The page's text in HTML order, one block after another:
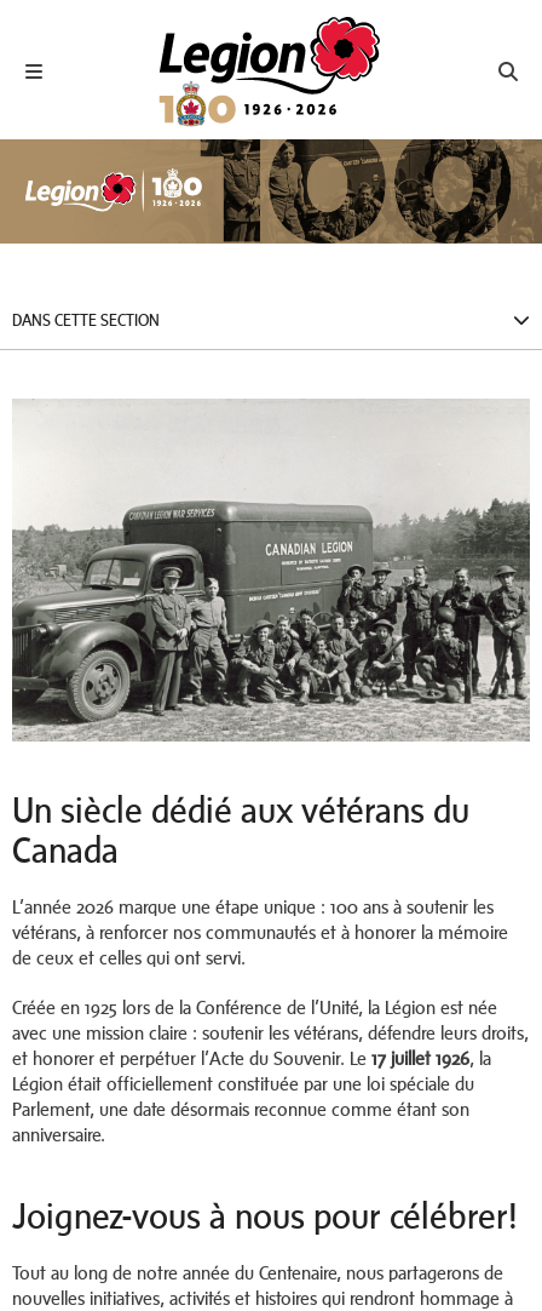
Toggle navigation
Royal Canadian Legion
DANS CETTE SECTION
Un siècle dédié aux vétérans du
Canada
L’année 2026 marque une étape unique : 100 ans à soutenir les
vétérans, à renforcer nos communautés et à honorer la mémoire
de ceux et celles qui ont servi.
Créée en 1925 lors de la Conférence de l’Unité, la Légion est née
avec une mission claire : soutenir les vétérans, défendre leurs droits,
et honorer et perpétuer l’Acte du Souvenir. Le 17 juillet 1926, la
Légion était officiellement constituée par une loi spéciale du
Parlement, une date désormais reconnue comme étant son
anniversaire.
Joignez-vous à nous pour célébrer!
Tout au long de notre année du Centenaire, nous partagerons de
nouvelles initiatives, activités et histoires qui rendront hommage à